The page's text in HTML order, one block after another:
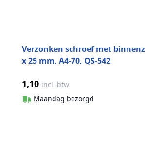
Verzonken schroef met
x 25 mm, A4-70, QS-542
1,10 incl. btw
Maandag bezorgd